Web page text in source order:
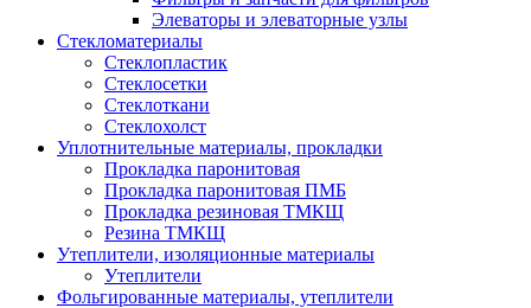
Элеваторы и элеваторные узлы
Стекломатериалы
Стеклопластик
Стеклосетки
Стеклоткани
Стеклохолст
Уплотнительные материалы, прокладки
Прокладка паронитовая
Прокладка паронитовая ПМБ
Прокладка резиновая ТМКЩ
Резина ТМКЩ
Утеплители, изоляционные материалы
Утеплители
Фольгированные материалы, утеплители